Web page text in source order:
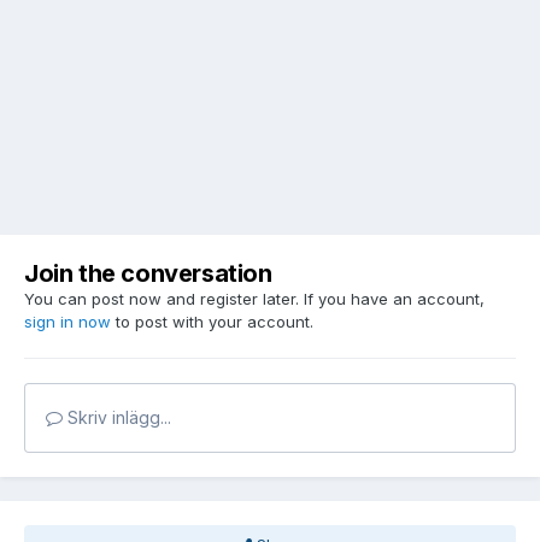
Join the conversation
You can post now and register later. If you have an account,
sign in now to post with your account.
Skriv inlägg...